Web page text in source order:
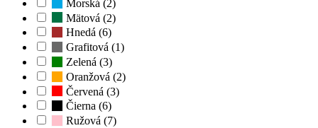
Morská (2)
Mätová (2)
Hnedá (6)
Grafitová (1)
Zelená (3)
Oranžová (2)
Červená (3)
Čierna (6)
Ružová (7)